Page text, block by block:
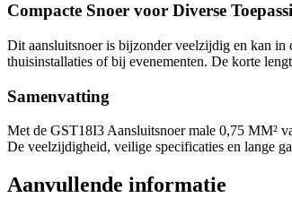
Compacte Snoer voor Diverse
Dit aansluitsnoer is bijzonder veelzijdig en kan in
thuisinstallaties of bij evenementen. De korte
Samenvatting
Met de GST18I3 Aansluitsnoer male 0,75 MM²
De veelzijdigheid, veilige specificaties en lange
Aanvullende informatie